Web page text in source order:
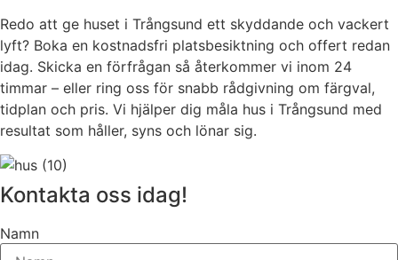
Redo att ge huset i Trångsund ett skyddande och vackert
lyft? Boka en kostnadsfri platsbesiktning och offert redan
idag. Skicka en förfrågan så återkommer vi inom 24
timmar – eller ring oss för snabb rådgivning om färgval,
tidplan och pris. Vi hjälper dig måla hus i Trångsund med
resultat som håller, syns och lönar sig.
Kontakta oss idag!
Namn